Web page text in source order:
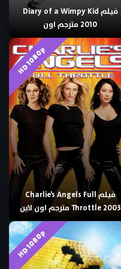
فيلم Diary of a Wimpy Kid
2010 مترجم اون
HD 1080p
فيلم Charlie’s Angels Full
Throttle 2003 مترجم اون لاين
HD 1080p